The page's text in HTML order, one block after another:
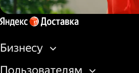
Пеший курьер
Бизнесу